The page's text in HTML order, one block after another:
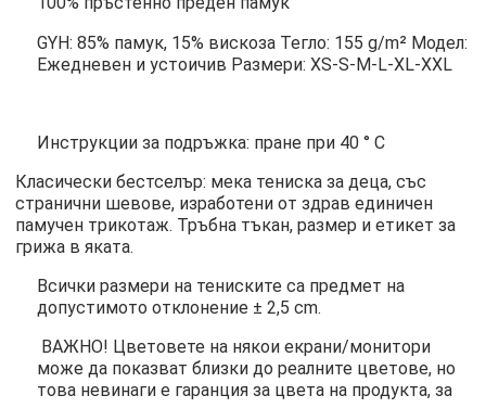
GYH: 85% памук, 15% вискоза Тегло: 155 g/m² Модел:
Ежедневен и устоичив Размери: XS-S-M-L-XL-XXL
Инструкции за подръжка: пране при 40 ° C
Класически бестселър: мека тениска за деца, със
странични шевове, изработени от здрав единичен
памучен трикотаж. Тръбна тъкан, размер и етикет за
грижа в яката.
Всички размери на тениските са предмет на
допустимото отклонение ± 2,5 cm.
ВАЖНО! Цветовете на някои екрани/монитори
може да показват близки до реалните цветове, но
това невинаги е гаранция за цвета на продукта, за